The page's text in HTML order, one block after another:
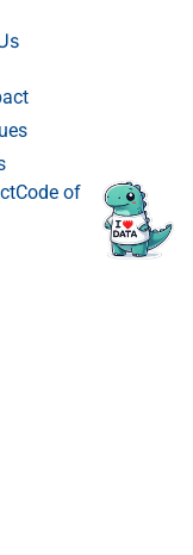
Code of